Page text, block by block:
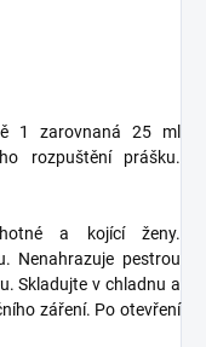
1 zarovnaná 25 ml
rozpuštění prášku.
a kojící ženy.
Nenahrazuje pestrou
Skladujte v chladnu a
záření. Po otevření